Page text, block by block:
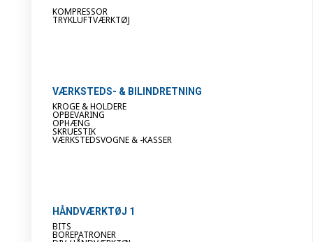
KOMPRESSOR
TRYKLUFTVÆRKTØJ
VÆRKSTEDS- & BILINDRETNING
KROGE & HOLDERE
OPBEVARING
OPHÆNG
SKRUESTIK
VÆRKSTEDSVOGNE & -KASSER
HÅNDVÆRKTØJ 1
BITS
BOREPATRONER